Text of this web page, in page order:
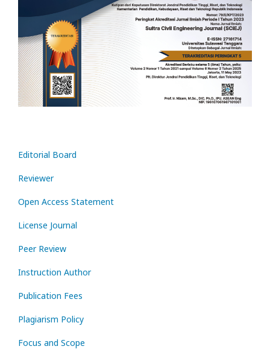
Editorial Board
Reviewer
Open Access Statement
License Journal
Peer Review
Instruction Author
Publication Fees
Plagiarism Policy
Focus and Scope